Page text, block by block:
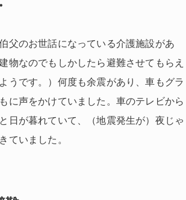
父のお世話になっている介護施設があ
物なのでもしかしたら避難させてもらえ
うです。）何度も余震があり、車もグラ
に声をかけていました。車のテレビから
日が暮れていて、（地震発生が）夜じゃ
ていました。